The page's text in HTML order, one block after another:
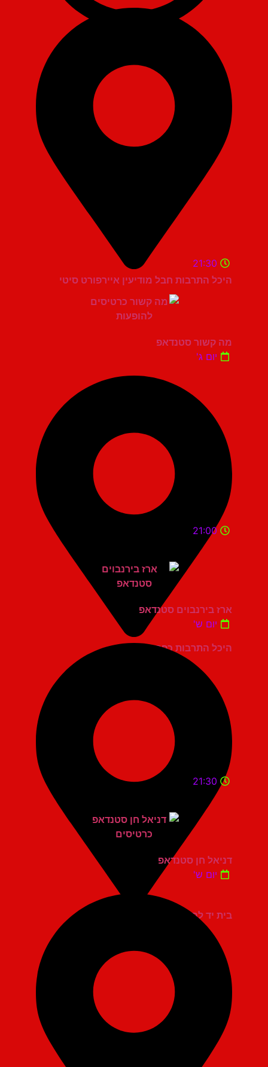
היכל התרבות חבל מודיעין איירפורט סיטי
21:30
מה קשור סטנדאפ
יום ג'
היכל התרבות כפר סבא
21:00
ארז בירנבוים סטנדאפ
יום ש'
בית יד לבנים אשדוד
21:30
דניאל חן סטנדאפ
יום ש'